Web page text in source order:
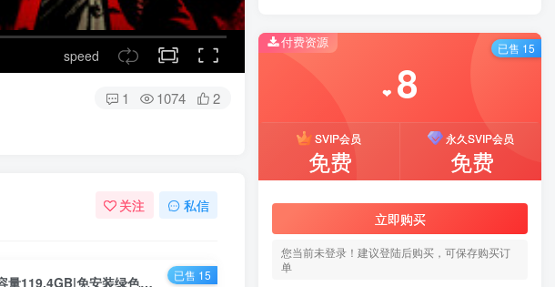
speed
1 1074 2
关注 私信
荒野大镖客2：救赎 v1491.50终极版|角色扮演|容量119.4GB|免安装绿色中文版 已售 15
付费资源
❤ 8
SVIP会员
免费
永久SVIP会员
免费
立即购买
您当前未登录！建议登陆后购买，可保存购买订
单
已售 15